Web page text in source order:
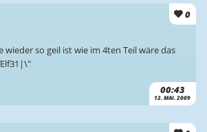
0
00:43
12. MAI. 2009
wieder so geil ist wie im 4ten Teil wäre das